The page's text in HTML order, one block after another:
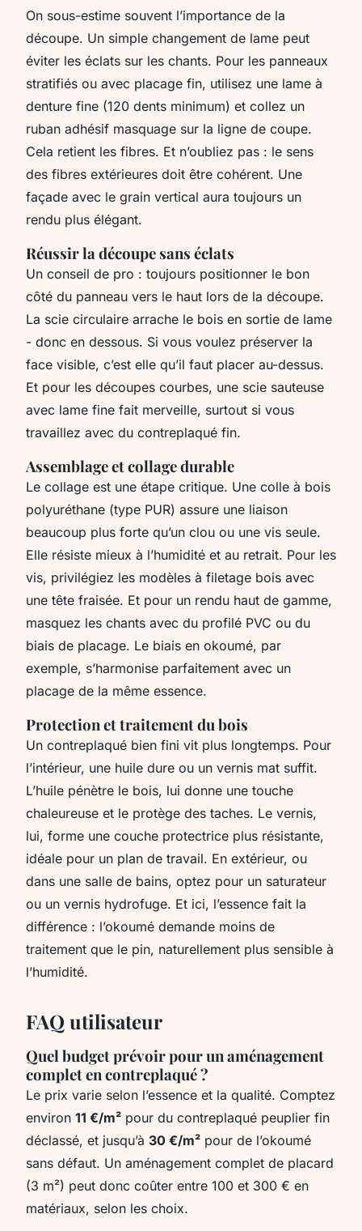
On sous-estime souvent l’importance de la
découpe. Un simple changement de lame peut
éviter les éclats sur les chants. Pour les panneaux
stratifiés ou avec placage fin, utilisez une lame à
denture fine (120 dents minimum) et collez un
ruban adhésif masquage sur la ligne de coupe.
Cela retient les fibres. Et n’oubliez pas : le sens
des fibres extérieures doit être cohérent. Une
façade avec le grain vertical aura toujours un
rendu plus élégant.
Réussir la découpe sans éclats
Un conseil de pro : toujours positionner le bon
côté du panneau vers le haut lors de la découpe.
La scie circulaire arrache le bois en sortie de lame
- donc en dessous. Si vous voulez préserver la
face visible, c’est elle qu’il faut placer au-dessus.
Et pour les découpes courbes, une scie sauteuse
avec lame fine fait merveille, surtout si vous
travaillez avec du contreplaqué fin.
Assemblage et collage durable
Le collage est une étape critique. Une colle à bois
polyuréthane (type PUR) assure une liaison
beaucoup plus forte qu’un clou ou une vis seule.
Elle résiste mieux à l’humidité et au retrait. Pour les
vis, privilégiez les modèles à filetage bois avec
une tête fraisée. Et pour un rendu haut de gamme,
masquez les chants avec du profilé PVC ou du
biais de placage. Le biais en okoumé, par
exemple, s’harmonise parfaitement avec un
placage de la même essence.
Protection et traitement du bois
Un contreplaqué bien fini vit plus longtemps. Pour
l’intérieur, une huile dure ou un vernis mat suffit.
L’huile pénètre le bois, lui donne une touche
chaleureuse et le protège des taches. Le vernis,
lui, forme une couche protectrice plus résistante,
idéale pour un plan de travail. En extérieur, ou
dans une salle de bains, optez pour un saturateur
ou un vernis hydrofuge. Et ici, l’essence fait la
différence : l’okoumé demande moins de
traitement que le pin, naturellement plus sensible à
l’humidité.
FAQ utilisateur
Quel budget prévoir pour un aménagement
complet en contreplaqué ?
Le prix varie selon l’essence et la qualité. Comptez
environ 11 €/m² pour du contreplaqué peuplier fin
déclassé, et jusqu’à 30 €/m² pour de l’okoumé
sans défaut. Un aménagement complet de placard
(3 m²) peut donc coûter entre 100 et 300 € en
matériaux, selon les choix.